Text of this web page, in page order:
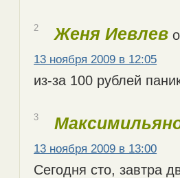
2 Женя Иевлев
13 ноября 2009 в 12:05
из-за 100 рублей
3
13 ноября 2009 в 13:00
Сегодня сто, завтра